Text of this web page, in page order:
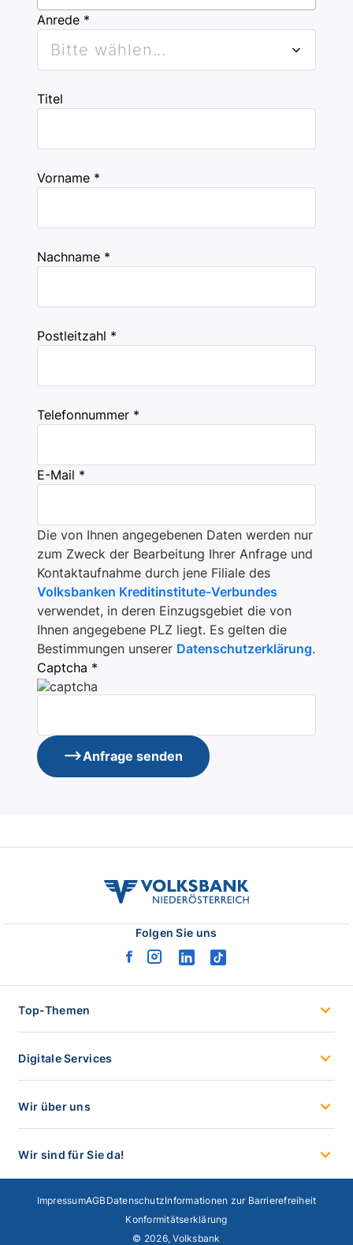
Anrede *
Bitte wählen...
Titel
Vorname *
Nachname *
Postleitzahl *
Telefonnummer *
E-Mail *
Die von Ihnen angegebenen Daten werden nur
zum Zweck der Bearbeitung Ihrer Anfrage und
Kontaktaufnahme durch jene Filiale des
Volksbanken Kreditinstitute-Verbundes
verwendet, in deren Einzugsgebiet die von
Ihnen angegebene PLZ liegt. Es gelten die
Bestimmungen unserer Datenschutzerklärung.
Captcha *
Anfrage senden
volksbank
noe
Folgen Sie uns
facebook
instagram
linkedintiktok
Top-Themen
Digitale Services
Wir über uns
Wir sind für Sie da!
ImpressumAGB DatenschutzInformationen zur Barrierefreiheit
Konformitätserklärung
© 2026, Volksbank